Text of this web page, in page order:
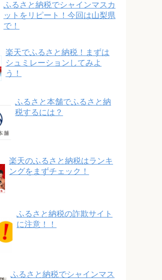
ふるさと納税でシャインマスカ
ットをリピート！今回は山梨県
で！
楽天でふるさと納税！まずは
シュミレーションしてみよ
う！
ふるさと本舗でふるさと納
税するには？
楽天のふるさと納税はランキ
ングをまずチェック！
ふるさと納税の詐欺サイト
に注意！！
ふるさと納税でシャインマス